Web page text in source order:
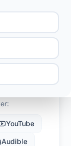
YouTube
Audible